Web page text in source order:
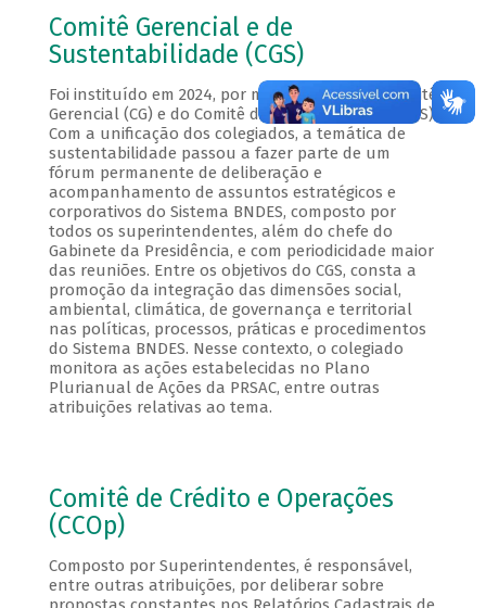
Comitê Gerencial e de
Sustentabilidade (CGS)
Foi instituído em 2024, por meio da fusão do Comitê
Gerencial (CG) e do Comitê de Sustentabilidade (CS).
Com a unificação dos colegiados, a temática de
sustentabilidade passou a fazer parte de um
fórum permanente de deliberação e
acompanhamento de assuntos estratégicos e
corporativos do Sistema BNDES, composto por
todos os superintendentes, além do chefe do
Gabinete da Presidência, e com periodicidade maior
das reuniões. Entre os objetivos do CGS, consta a
promoção da integração das dimensões social,
ambiental, climática, de governança e territorial
nas políticas, processos, práticas e procedimentos
do Sistema BNDES. Nesse contexto, o colegiado
monitora as ações estabelecidas no Plano
Plurianual de Ações da PRSAC, entre outras
atribuições relativas ao tema.
Comitê de Crédito e Operações
(CCOp)
Composto por Superintendentes, é responsável,
entre outras atribuições, por deliberar sobre